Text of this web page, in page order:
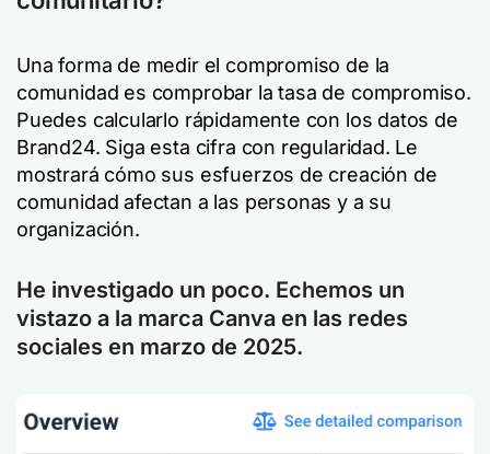
Una forma de medir el compromiso de la
comunidad es comprobar la tasa de compromiso.
Puedes calcularlo rápidamente con los datos de
Brand24. Siga esta cifra con regularidad. Le
mostrará cómo sus esfuerzos de creación de
comunidad afectan a las personas y a su
organización.
He investigado un poco. Echemos un
vistazo a la marca Canva en las redes
sociales en marzo de 2025.